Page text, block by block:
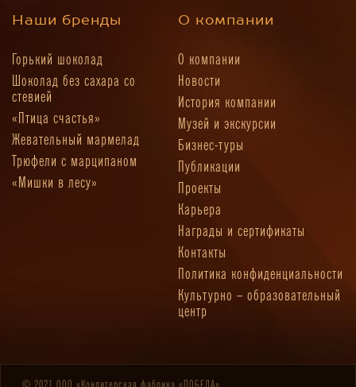
Наши бренды
Горький шоколад
Шоколад без сахара со
стевией
«Птица счастья»
Жевательный мармелад
Трюфели с марципаном
«Мишки в лесу»
О компании
О компании
Новости
История компании
Музей и экскурсии
Бизнес-туры
Публикации
Проекты
Карьера
Награды и сертификаты
Контакты
Политика конфиденциальности
Культурно – образовательный
центр